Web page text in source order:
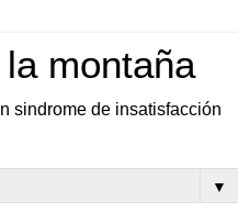
montaña
sindrome de insatisfacción
▼